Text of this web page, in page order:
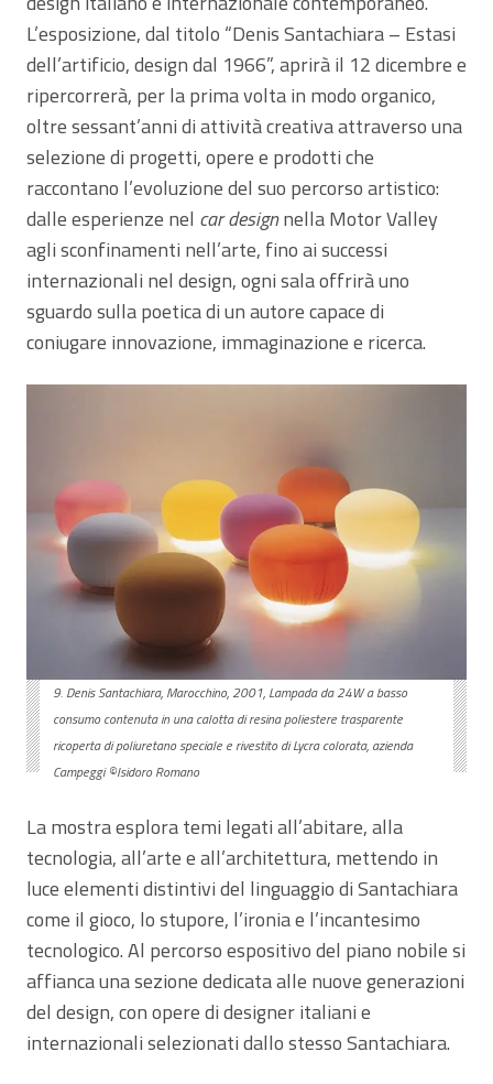
L’esposizione, dal titolo “Denis Santachiara – Estasi
dell’artificio, design dal 1966”, aprirà il 12 dicembre e
ripercorrerà, per la prima volta in modo organico,
oltre sessant’anni di attività creativa attraverso una
selezione di progetti, opere e prodotti che
raccontano l’evoluzione del suo percorso artistico:
dalle esperienze nel car designnella Motor Valley
agli sconfinamenti nell’arte, fino ai successi
internazionali nel design, ogni sala offrirà uno
sguardo sulla poetica di un autore capace di
coniugare innovazione, immaginazione e ricerca.
9. Denis Santachiara, Marocchino, 2001, Lampada da 24W a basso
consumo contenuta in una calotta di resina poliestere trasparente
ricoperta di poliuretano speciale e rivestito di Lycra colorata, azienda
Campeggi ©Isidoro Romano
La mostra esplora temi legati all’abitare, alla
tecnologia, all’arte e all’architettura, mettendo in
luce elementi distintivi del linguaggio di Santachiara
come il gioco, lo stupore, l’ironia e l’incantesimo
tecnologico. Al percorso espositivo del piano nobile si
affianca una sezione dedicata alle nuove generazioni
del design, con opere di designer italiani e
internazionali selezionati dallo stesso Santachiara.